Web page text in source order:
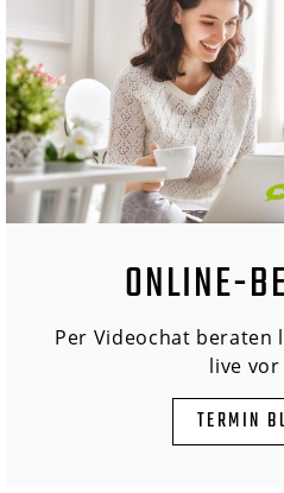
ONLINE-
Per Videochat beraten
live vor
TERMIN